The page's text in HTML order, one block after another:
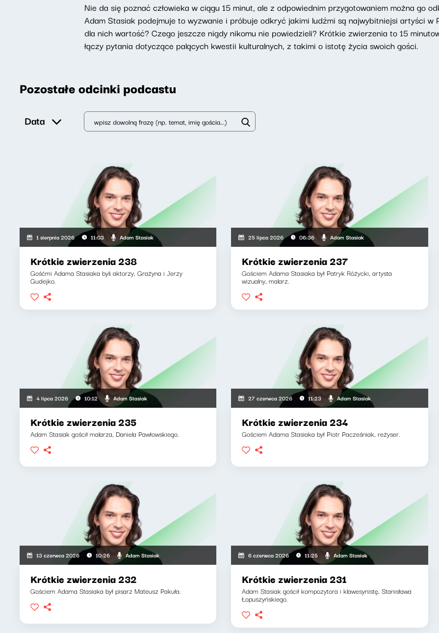
Nie da się poznać człowieka w ciągu 15 minut, ale z odpowiednim przygotowaniem można go
Adam Stasiak podejmuje to wyzwanie i próbuje odkryć jakimi ludźmi są najwybitniejsi artyści w
dla nich wartość? Czego jeszcze nigdy nikomu nie powiedzieli? Krótkie zwierzenia to 15
łączy pytania dotyczące palących kwestii kulturalnych, z takimi o istotę życia swoich gości.
Pozostałe odcinki podcastu
Data
1 sierpnia 2026 11:03 Adam Stasiak
Krótkie zwierzenia 238
Gośćmi Adama Stasiaka byli aktorzy, Grażyna i Jerzy
Gudejko.
25 lipca 2026 06:36 Adam Stasiak
Krótkie zwierzenia 237
Gościem Adama Stasiaka był Patryk Różycki, artysta
wizualny, malarz.
4 lipca 2026 10:12 Adam Stasiak
Krótkie zwierzenia 235
Adam Stasiak gościł malarza, Daniela Pawłowskiego.
27 czerwca 2026 11:23 Adam Stasiak
Krótkie zwierzenia 234
Gościem Adama Stasiaka był Piotr Pacześniak, reżyser.
13 czerwca 2026 10:26 Adam Stasiak
Krótkie zwierzenia 232
Gościem Adama Stasiaka był pisarz Mateusz Pakuła.
6 czerwca 2026 11:25 Adam Stasiak
Krótkie zwierzenia 231
Adam Stasiak gościł kompozytora i klawesynistę, Stanisława
Łopuszyńskiego.